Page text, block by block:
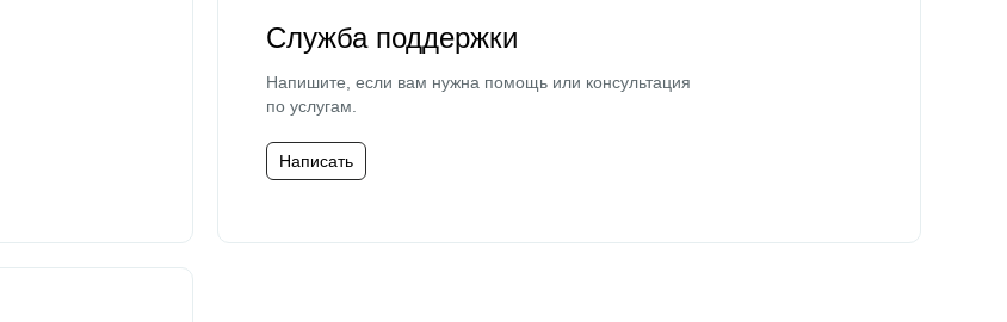
Служба поддержки
Напишите, если вам нужна помощь или консультация
по услугам.
Написать